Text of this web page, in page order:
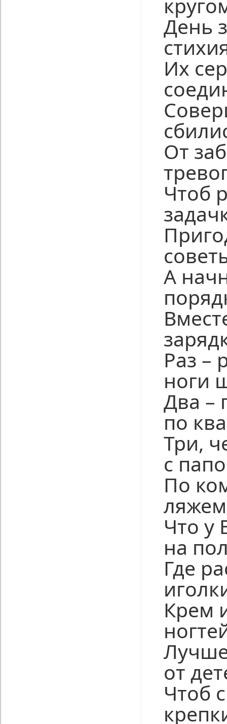
День
Их
От
Чтоб
А
Раз –
ноги
Два –
по
Три,
с
По
Что у
на
Где
Крем
от
Чтоб